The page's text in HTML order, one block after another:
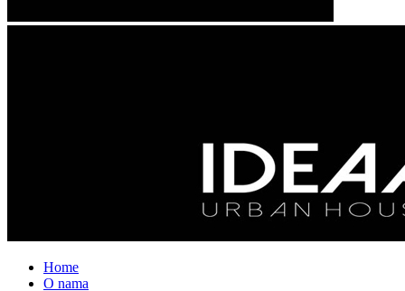
Home
O nama